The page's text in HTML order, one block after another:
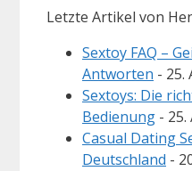
Letzte Artikel von
Sextoy FAQ –
Antworten - 25.
Sextoys: Die
Bedienung - 25.
Casual Dating
Deutschland -